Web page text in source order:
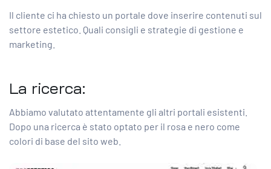
Il cliente ci ha chiesto un portale dove inserire contenuti sul
settore estetico. Quali consigli e strategie di gestione e
marketing.
La ricerca:
Abbiamo valutato attentamente gli altri portali esistenti.
Dopo una ricerca è stato optato per il rosa e nero come
colori di base del sito web.